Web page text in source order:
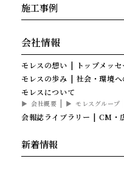
施工事例
会社情報
モレスの想い トップメッセ
モレスの歩み
社会・環境
モレスについて
会社概要 モレスグループ
会報誌ライブラリー CM・
新着情報